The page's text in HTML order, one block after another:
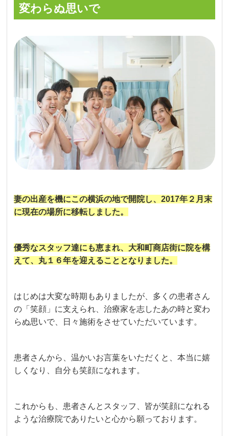
変わらぬ思いで
妻の出産を機にこの横浜の地で開院し、2017年２月末
に現在の場所に移転しました。
優秀なスタッフ達にも恵まれ、大和町商店街に院を構
えて、丸１６年を迎えることとなりました。
はじめは大変な時期もありましたが、多くの患者さん
の「笑顔」に支えられ、治療家を志したあの時と変わ
らぬ思いで、日々施術をさせていただいています。
患者さんから、温かいお言葉をいただくと、本当に嬉
しくなり、自分も笑顔になれます。
これからも、患者さんとスタッフ、皆が笑顔になれる
ような治療院でありたいと心から願っております。